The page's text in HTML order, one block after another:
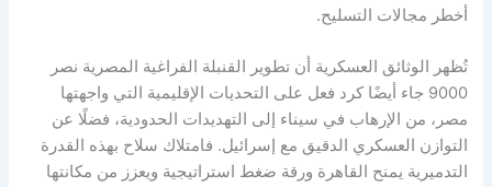
أخطر مجالات التسليح.
تُظهر الوثائق العسكرية أن تطوير القنبلة الفراغية المصرية نصر
9000 جاء أيضًا كرد فعل على التحديات الإقليمية التي واجهتها
مصر، من الإرهاب في سيناء إلى التهديدات الحدودية، فضلًا عن
التوازن العسكري الدقيق مع إسرائيل. فامتلاك سلاح بهذه القدرة
التدميرية يمنح القاهرة ورقة ضغط استراتيجية ويعزز من مكانتها